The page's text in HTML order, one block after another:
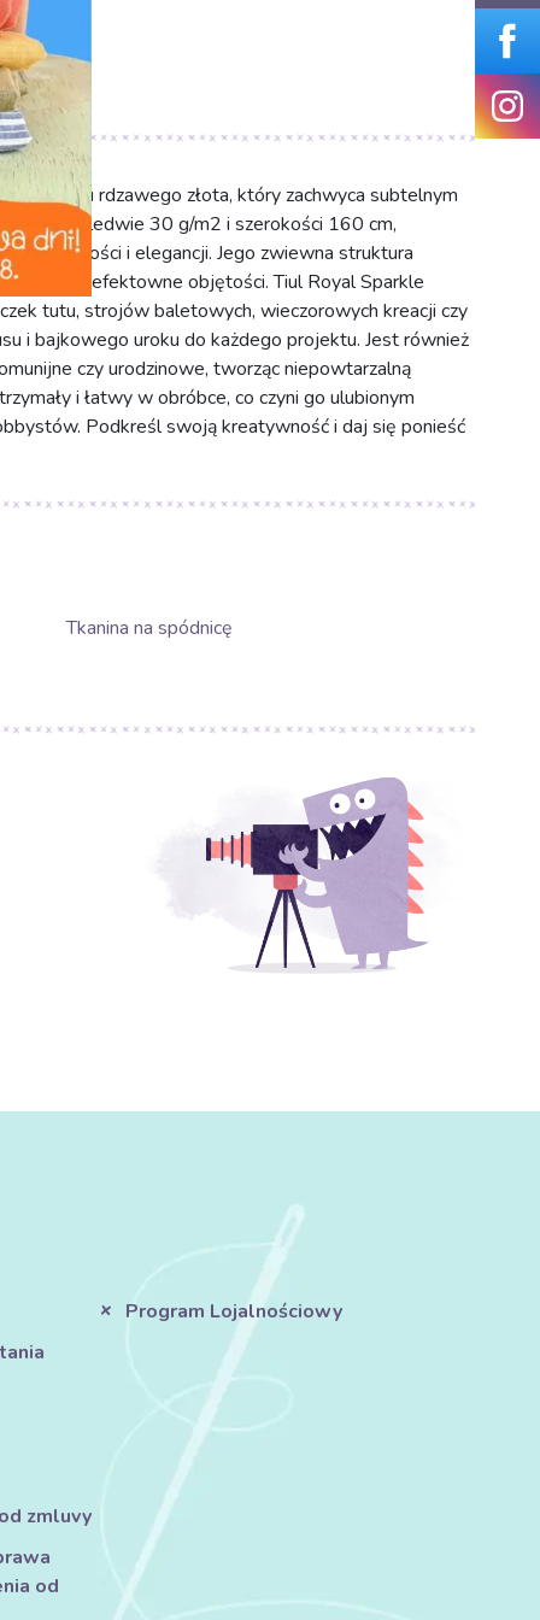
odcieniu rdzawego złota, który zachwyca subtelnym
zaledwie 30 g/m2 i szerokości 160 cm,
delikatności i elegancji. Jego zwiewna struktura
tworząc efektowne objętości. Tiul Royal Sparkle
tutu, strojów baletowych, wieczorowych kreacji czy
i bajkowego uroku do każdego projektu. Jest również
czy urodzinowe, tworząc niepowtarzalną
i łatwy w obróbce, co czyni go ulubionym
Podkreśl swoją kreatywność i daj się ponieść
Tkanina na spódnicę
zmluvy
od
Program Lojalnościowy